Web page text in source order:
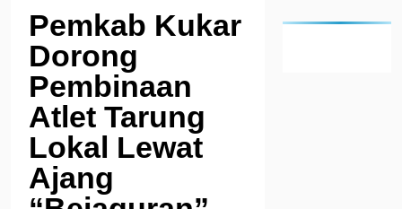
Pemkab Kukar
Dorong
Pembinaan
Atlet Tarung
Lokal Lewat
Ajang